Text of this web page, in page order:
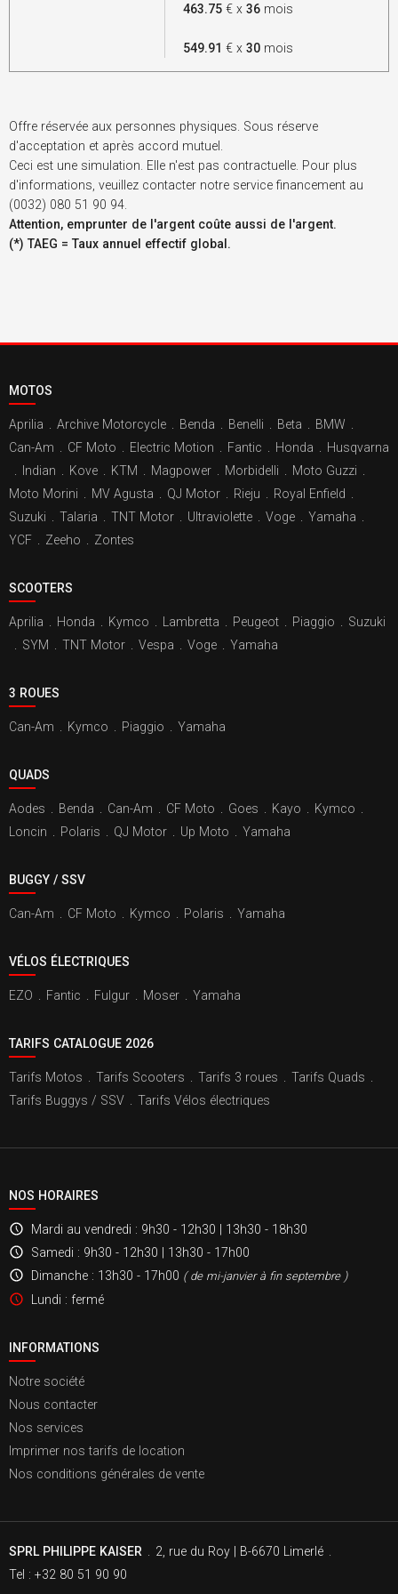
463.75 € x36 mois
549.91 € x30 mois
Offre réservée aux personnes physiques. Sous réserve
d'acceptation et après accord mutuel.
Ceci est une simulation. Elle n'est pas contractuelle. Pour plus
d'informations, veuillez contacter notre service financement au
(0032) 080 51 90 94.
Attention, emprunter de l'argent coûte aussi de l'argent.
(*) TAEG = Taux annuel effectif global.
MOTOS
Aprilia Archive Motorcycle Benda Benelli Beta BMW
Can-Am
CF Moto Electric Motion Fantic Honda
Husqvarna
Indian Kove KTM Magpower Morbidelli Moto Guzzi
Moto Morini
MV Agusta QJ Motor Rieju Royal Enfield
Suzuki
Talaria TNT Motor Ultraviolette Voge Yamaha
YCF
Zeeho Zontes
SCOOTERS
Aprilia Honda Kymco Lambretta Peugeot Piaggio
Suzuki
SYM TNT Motor Vespa Voge Yamaha
3 ROUES
Can-Am Kymco Piaggio Yamaha
QUADS
Aodes Benda Can-Am CF Moto Goes Kayo Kymco
Loncin
Polaris QJ Motor Up Moto Yamaha
BUGGY / SSV
Can-Am CF Moto Kymco Polaris Yamaha
VÉLOS ÉLECTRIQUES
EZO Fantic Fulgur Moser Yamaha
TARIFS CATALOGUE 2026
Tarifs Motos Tarifs Scooters Tarifs 3 roues Tarifs Quads
Tarifs Buggys / SSV
Tarifs Vélos électriques
NOS HORAIRES
Mardi au vendredi : 9h30 - 12h30 | 13h30 - 18h30
Samedi : 9h30 - 12h30 | 13h30 - 17h00
Dimanche : 13h30 - 17h00 ( de mi-janvier à fin septembre )
Lundi : fermé
INFORMATIONS
Notre société
Nous contacter
Nos services
Imprimer nos tarifs de location
Nos conditions générales de vente
SPRL PHILIPPE KAISER 2, rue du Roy | B-6670 Limerlé
Tel : +32 80 51 90 90